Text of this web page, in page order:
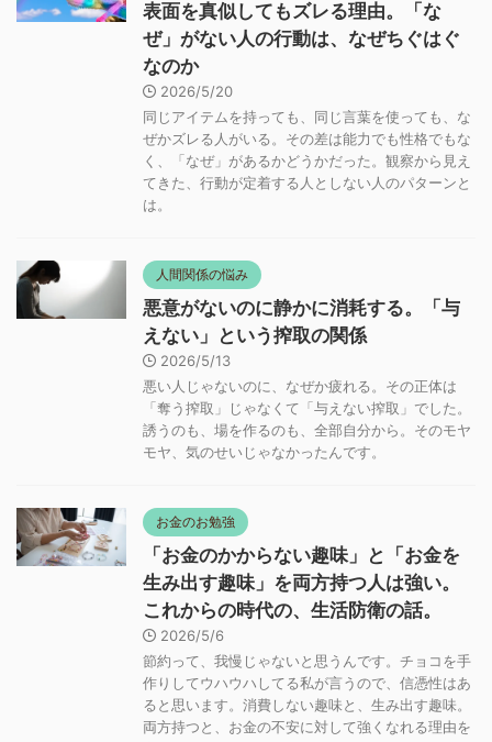
表面を真似してもズレる理由。「な
ぜ」がない人の行動は、なぜちぐはぐ
なのか
2026/5/20
同じアイテムを持っても、同じ言葉を使っても、な
ぜかズレる人がいる。その差は能力でも性格でもな
く、「なぜ」があるかどうかだった。観察から見え
てきた、行動が定着する人としない人のパターンと
は。
人間関係の悩み
悪意がないのに静かに消耗する。「与
えない」という搾取の関係
2026/5/13
悪い人じゃないのに、なぜか疲れる。その正体は
「奪う搾取」じゃなくて「与えない搾取」でした。
誘うのも、場を作るのも、全部自分から。そのモヤ
モヤ、気のせいじゃなかったんです。
お金のお勉強
「お金のかからない趣味」と「お金を
生み出す趣味」を両方持つ人は強い。
これからの時代の、生活防衛の話。
2026/5/6
節約って、我慢じゃないと思うんです。チョコを手
作りしてウハウハしてる私が言うので、信憑性はあ
ると思います。消費しない趣味と、生み出す趣味。
両方持つと、お金の不安に対して強くなれる理由を